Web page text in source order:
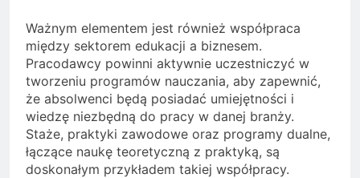
Ważnym elementem jest również współpraca
między sektorem edukacji a biznesem.
Pracodawcy powinni aktywnie uczestniczyć w
tworzeniu programów nauczania, aby zapewnić,
że absolwenci będą posiadać umiejętności i
wiedzę niezbędną do pracy w danej branży.
Staże, praktyki zawodowe oraz programy dualne,
łączące naukę teoretyczną z praktyką, są
doskonałym przykładem takiej współpracy.